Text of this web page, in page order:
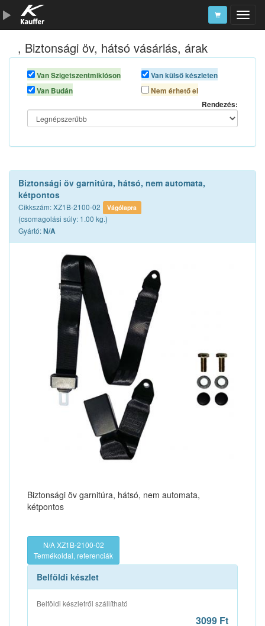
Szerszámkatalógus
Kosár
Alkatrészek
, Biztonsági öv, hátsó vásárlás, árak
Van Szigetszentmiklóson
Van Budán
Van külső készleten
Nem érhető el
Rendezés:
Biztonsági öv garnitúra, hátsó, nem automata,
kétpontos
Cikkszám: XZ1B-2100-02 Vágólapra
(csomagolási súly: 1.00 kg.)
Gyártó:N/A
Biztonsági öv garnitúra, hátsó, nem automata,
kétpontos
N/A XZ1B-2100-02
Termékoldal, referenciák
Belföldi készlet
Belföldi készletről szállítható
3099 Ft